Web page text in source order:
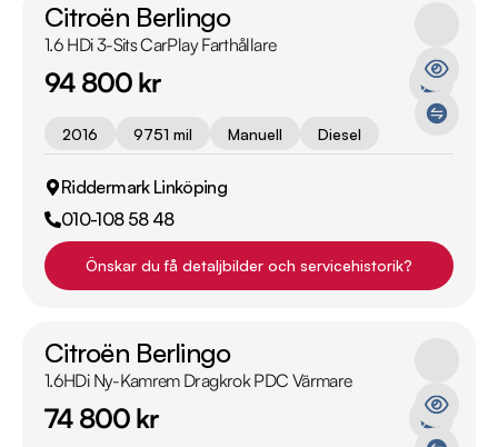
Citroën Berlingo
1.6 HDi 3-Sits CarPlay Farthållare
94 800 kr
2016 9751 mil Manuell Diesel
Riddermark Linköping
010-108 58 48
Önskar du få detaljbilder och servicehistorik?
Citroën Berlingo
1.6HDi Ny-Kamrem Dragkrok PDC Värmare
74 800 kr